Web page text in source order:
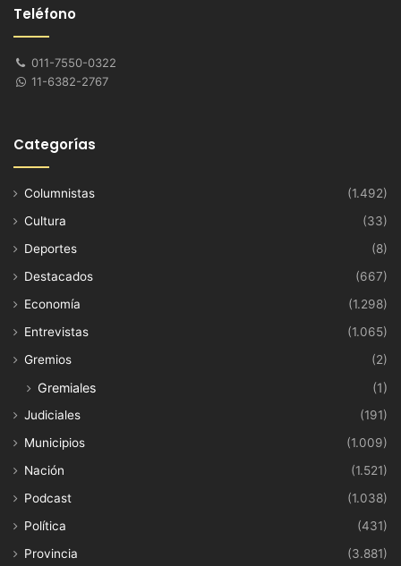
Teléfono
011-7550-0322
11-6382-2767
Categorías
Columnistas
(1.492)
Cultura
(33)
Deportes
(8)
Destacados
(667)
Economía
(1.298)
Entrevistas
(1.065)
Gremios
(2)
Gremiales (1)
Judiciales
(191)
Municipios
(1.009)
Nación
(1.521)
Podcast
(1.038)
Política
(431)
Provincia
(3.881)